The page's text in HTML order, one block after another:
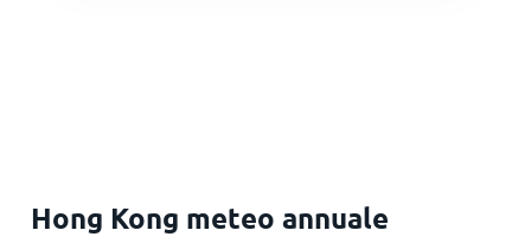
Hong Kong meteo annuale